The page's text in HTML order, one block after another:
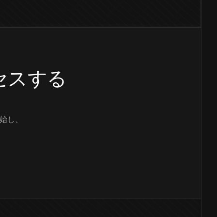
スする
し、